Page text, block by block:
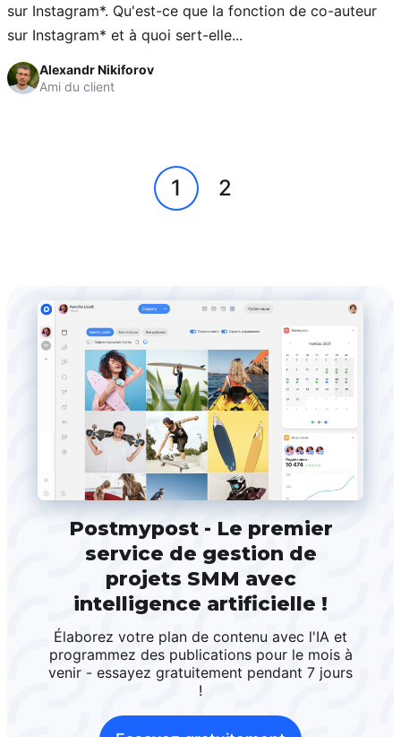
sur Instagram*. Qu'est-ce que la fonction de co-auteur
sur Instagram* et à quoi sert-elle...
Alexandr Nikiforov
Ami du client
1 2
Postmypost - Le premier
service de gestion de
projets SMM avec
intelligence artificielle !
Élaborez votre plan de contenu avec l'IA et
programmez des publications pour le mois à
venir - essayez gratuitement pendant 7 jours
!